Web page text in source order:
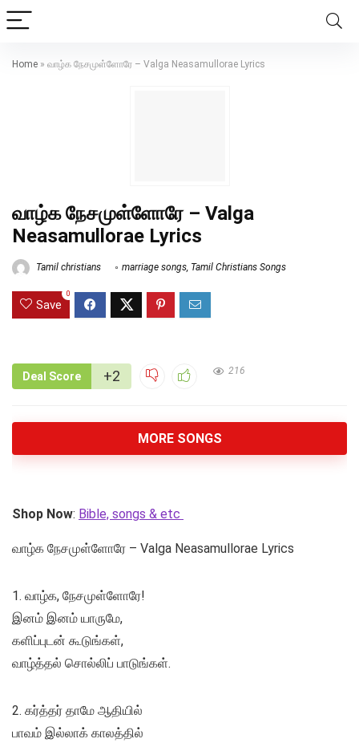
Home » வாழ்க நேசமுள்ளோரே – Valga Neasamullorae Lyrics
வாழ்க நேசமுள்ளோரே – Valga
Neasamullorae Lyrics
Tamil christians marriage songs, Tamil Christians Songs
Save
0
Deal Score +2 216
MORE SONGS
Shop Now: Bible, songs & etc
வாழ்க நேசமுள்ளோரே – Valga Neasamullorae Lyrics
1. வாழ்க, நேசமுள்ளோரே!
இனம் இனம் யாருமே,
களிப்புடன் கூடுங்கள்,
வாழ்த்தல் சொல்லிப் பாடுங்கள்.
2. கர்த்தர் தாமே ஆதியில்
பாவம் இல்லாக் காலத்தில்